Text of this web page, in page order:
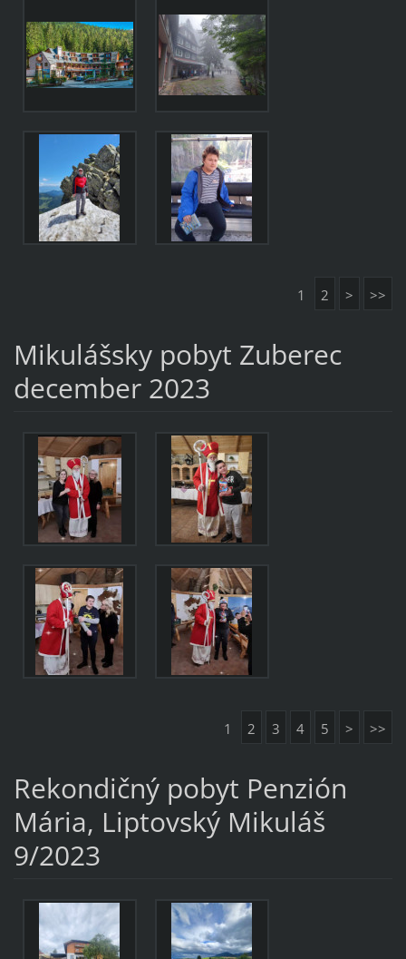
1 2 > >>
Mikulášsky pobyt Zuberec
december 2023
1 2 3 4 5 > >>
Rekondičný pobyt Penzión
Mária, Liptovský Mikuláš
9/2023